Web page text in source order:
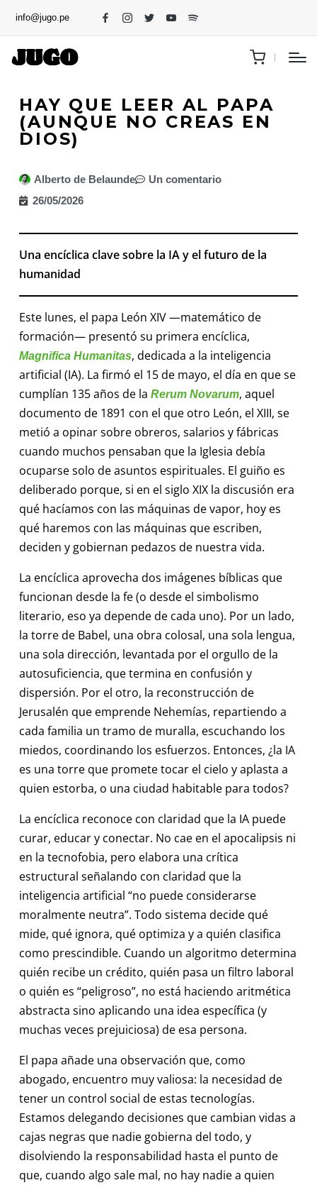
info@jugo.pe
HAY QUE LEER AL PAPA
(AUNQUE NO CREAS EN
DIOS)
Alberto de Belaunde
Un comentario
26/05/2026
Una encíclica clave sobre la IA y el futuro de la
humanidad
Este lunes, el papa León XIV —matemático de
formación— presentó su primera encíclica,
Magnifica Humanitas, dedicada a la inteligencia
artificial (IA). La firmó el 15 de mayo, el día en que se
cumplían 135 años de la Rerum Novarum, aquel
documento de 1891 con el que otro León, el XIII, se
metió a opinar sobre obreros, salarios y fábricas
cuando muchos pensaban que la Iglesia debía
ocuparse solo de asuntos espirituales. El guiño es
deliberado porque, si en el siglo XIX la discusión era
qué hacíamos con las máquinas de vapor, hoy es
qué haremos con las máquinas que escriben,
deciden y gobiernan pedazos de nuestra vida.
La encíclica aprovecha dos imágenes bíblicas que
funcionan desde la fe (o desde el simbolismo
literario, eso ya depende de cada uno). Por un lado,
la torre de Babel, una obra colosal, una sola lengua,
una sola dirección, levantada por el orgullo de la
autosuficiencia, que termina en confusión y
dispersión. Por el otro, la reconstrucción de
Jerusalén que emprende Nehemías, repartiendo a
cada familia un tramo de muralla, escuchando los
miedos, coordinando los esfuerzos. Entonces, ¿la IA
es una torre que promete tocar el cielo y aplasta a
quien estorba, o una ciudad habitable para todos?
La encíclica reconoce con claridad que la IA puede
curar, educar y conectar. No cae en el apocalipsis ni
en la tecnofobia, pero elabora una crítica
estructural señalando con claridad que la
inteligencia artificial “no puede considerarse
moralmente neutra”. Todo sistema decide qué
mide, qué ignora, qué optimiza y a quién clasifica
como prescindible. Cuando un algoritmo determina
quién recibe un crédito, quién pasa un filtro laboral
o quién es “peligroso”, no está haciendo aritmética
abstracta sino aplicando una idea específica (y
muchas veces prejuiciosa) de esa persona.
El papa añade una observación que, como
abogado, encuentro muy valiosa: la necesidad de
tener un control social de estas tecnologías.
Estamos delegando decisiones que cambian vidas a
cajas negras que nadie gobierna del todo, y
disolviendo la responsabilidad hasta el punto de
que, cuando algo sale mal, no hay nadie a quien